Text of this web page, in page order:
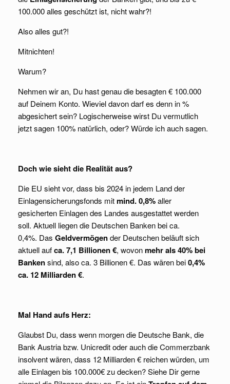
100.000 alles geschützt ist, nicht wahr?!
Also alles gut?!
Mitnichten!
Warum?
Nehmen wir an, Du hast genau die besagten € 100.000
auf Deinem Konto. Wieviel davon darf es denn in %
abgesichert sein? Logischerweise wirst Du vermutlich
jetzt sagen 100% natürlich, oder? Würde ich auch sagen.
Doch wie sieht die Realität aus?
Die EU sieht vor, dass bis 2024 in jedem Land der
Einlagensicherungsfonds mitmind. 0,8%aller
gesicherten Einlagen des Landes ausgestattet werden
soll. Aktuell liegen die Deutschen Banken bei ca.
0,4%. Das Geldvermögender Deutschen beläuft sich
aktuell aufca. 7,1 Billionen €, wovonmehr als 40% bei
Bankensind, also ca. 3 Billionen €. Das wären bei0,4%
ca. 12 Milliarden €.
Mal Hand aufs Herz:
Glaubst Du, dass wenn morgen die Deutsche Bank, die
Bank Austria bzw. Unicredit oder auch die Commerzbank
insolvent wären, dass 12 Milliarden € reichen würden, um
alle Einlagen bis 100.000€ zu decken? Siehe Dir gerne